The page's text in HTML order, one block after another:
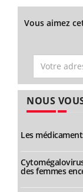
Vous aimez
NOUS
Les
des femmes